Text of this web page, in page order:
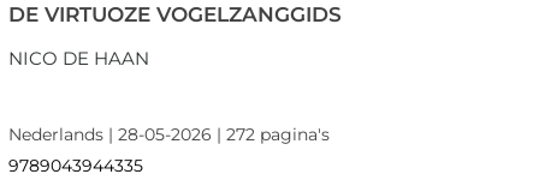
DE VIRTUOZE VOGELZANGGIDS
NICO DE HAAN
Nederlands | 28-05-2026 | 272 pagina's
9789043944335